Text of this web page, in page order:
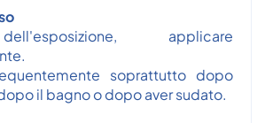
applicare
soprattutto dopo
il bagno o dopo aver sudato.